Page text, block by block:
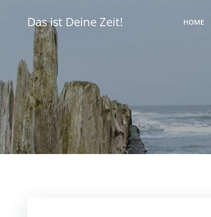
springenDas ist Deine Zeit! HOME